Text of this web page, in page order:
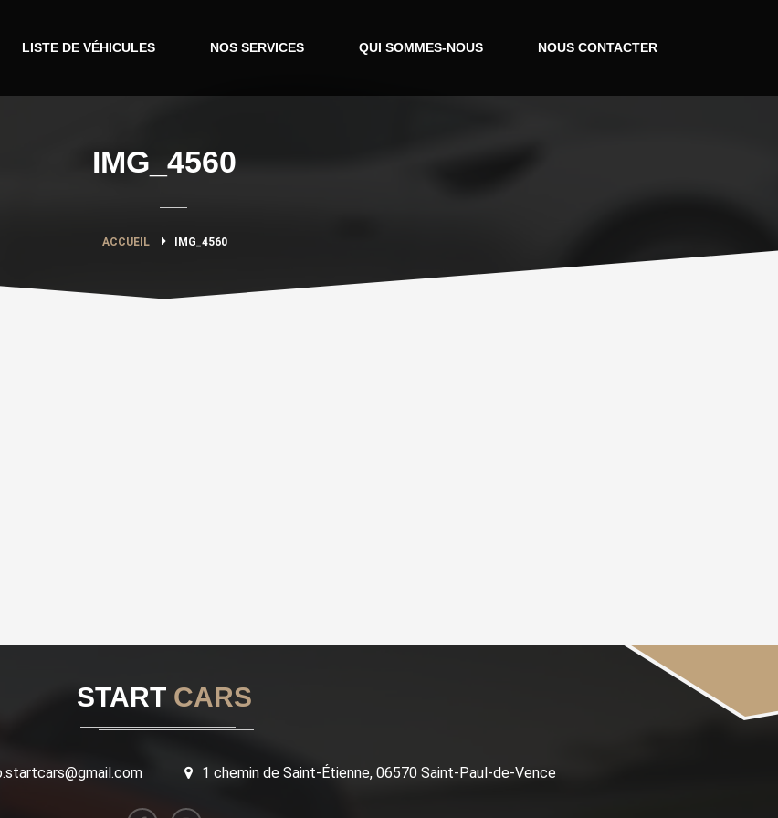
LISTE DE VÉHICULES NOS SERVICES QUI SOMMES-NOUS NOUS CONTACTER
IMG_4560
ACCUEIL IMG_4560
START CARS
1 chemin de Saint-Étienne, 06570 Saint-Paul-de-Vence